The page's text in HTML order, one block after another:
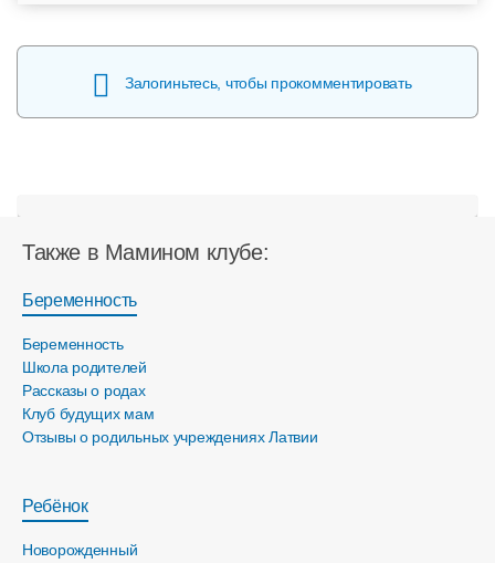
Залогиньтесь, чтобы прокомментировать
Также в Мамином клубе:
Беременность
Беременность
Школа родителей
Рассказы о родах
Клуб будущих мам
Отзывы о родильных учреждениях Латвии
Ребёнок
Новорожденный